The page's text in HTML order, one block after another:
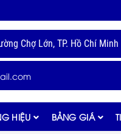
Chợ Lớn, TP. Hồ Chí Minh
HIỆU BẢNG GIÁ